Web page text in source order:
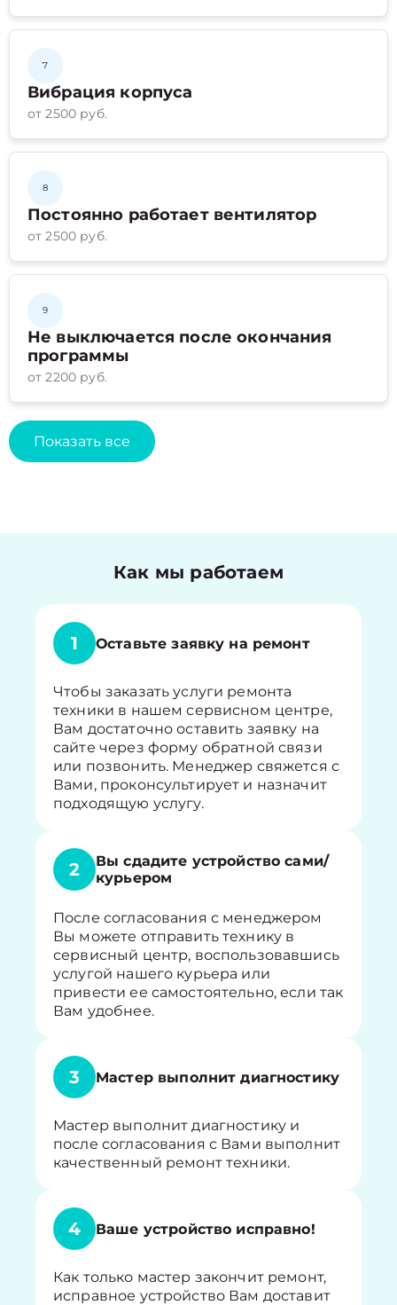
7
Вибрация корпуса
от 2500 руб.
8
Постоянно работает вентилятор
от 2500 руб.
9
Не выключается после окончания
программы
от 2200 руб.
Показать все
Как мы работаем
1 Оставьте заявку на ремонт
Чтобы заказать услуги ремонта
техники в нашем сервисном центре,
Вам достаточно оставить заявку на
сайте через форму обратной связи
или позвонить. Менеджер свяжется с
Вами, проконсультирует и назначит
подходящую услугу.
2
Вы сдадите устройство сами/
курьером
После согласования с менеджером
Вы можете отправить технику в
сервисный центр, воспользовавшись
услугой нашего курьера или
привести ее самостоятельно, если так
Вам удобнее.
3 Мастер выполнит диагностику
Мастер выполнит диагностику и
после согласования с Вами выполнит
качественный ремонт техники.
4 Ваше устройство исправно!
Как только мастер закончит ремонт,
исправное устройство Вам доставит